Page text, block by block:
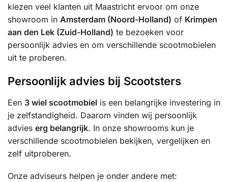
kiezen veel klanten uit Maastricht ervoor om onze
showroom in Amsterdam (Noord-Holland) of Krimpen
aan den Lek (Zuid-Holland) te bezoeken voor
persoonlijk advies en om verschillende scootmobielen
uit te proberen.
Persoonlijk advies bij Scootsters
Een 3 wiel scootmobiel is een belangrijke investering in
je zelfstandigheid. Daarom vinden wij persoonlijk
advies erg belangrijk. In onze showrooms kun je
verschillende scootmobielen bekijken, vergelijken en
zelf uitproberen.
Onze adviseurs helpen je onder andere met: